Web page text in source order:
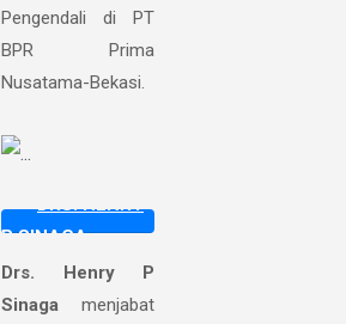
Pengendali di PT
BPR Prima
Nusatama-Bekasi.
P SINAGA
Drs. Henry P
Sinaga menjabat